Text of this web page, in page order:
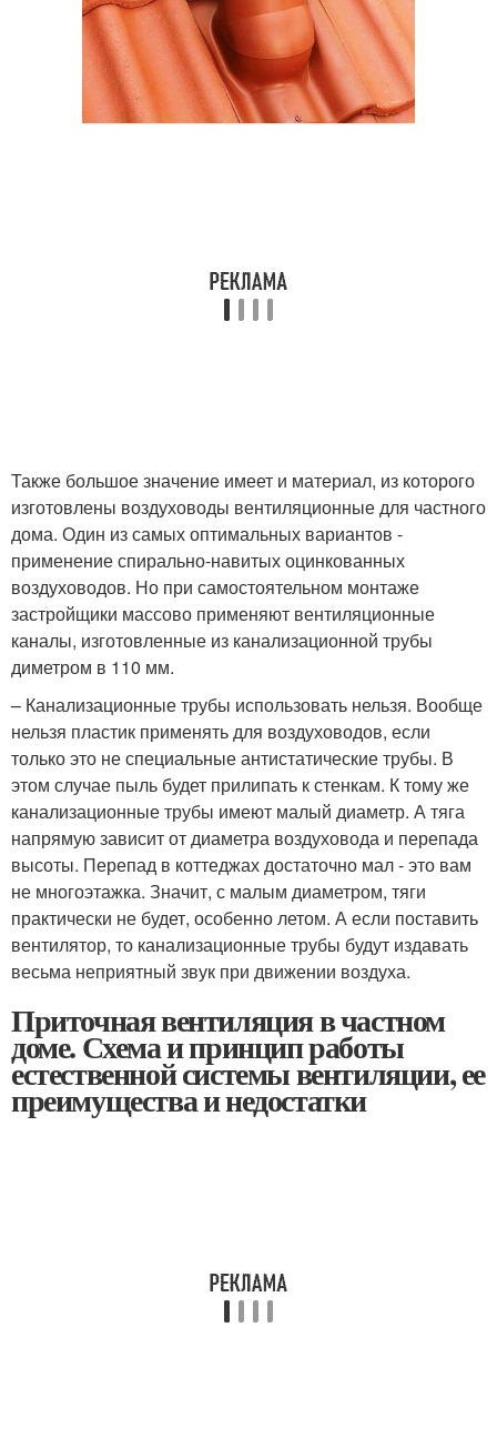
Также большое значение имеет и материал, из которого
изготовлены воздуховоды вентиляционные для частного
дома. Один из самых оптимальных вариантов -
применение спирально-навитых оцинкованных
воздуховодов. Но при самостоятельном монтаже
застройщики массово применяют вентиляционные
каналы, изготовленные из канализационной трубы
диметром в 110 мм.
– Канализационные трубы использовать нельзя. Вообще
нельзя пластик применять для воздуховодов, если
только это не специальные антистатические трубы. В
этом случае пыль будет прилипать к стенкам. К тому же
канализационные трубы имеют малый диаметр. А тяга
напрямую зависит от диаметра воздуховода и перепада
высоты. Перепад в коттеджах достаточно мал - это вам
не многоэтажка. Значит, с малым диаметром, тяги
практически не будет, особенно летом. А если поставить
вентилятор, то канализационные трубы будут издавать
весьма неприятный звук при движении воздуха.
Приточная вентиляция в частном
доме. Схема и принцип работы
естественной системы вентиляции, ее
преимущества и недостатки